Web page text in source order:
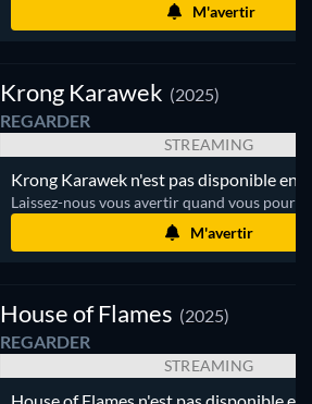
M'avertir
Krong Karawek (2025)
REGARDER
STREAMING
Krong Karawek n'est pas disponible en
Laissez-nous vous avertir quand vous
M'avertir
House of Flames (2025)
REGARDER
STREAMING